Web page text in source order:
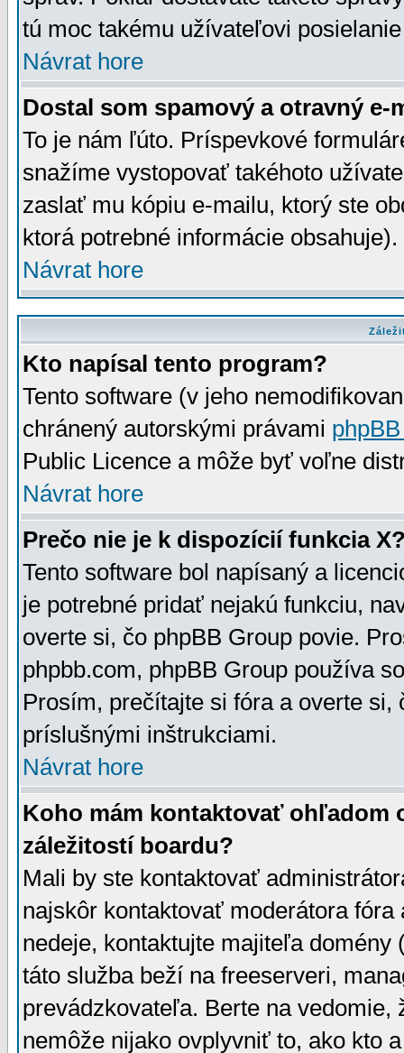
tú moc takému užívateľovi
Návrat hore
Dostal som spamový a otravný e-
To je nám ľúto. Príspevkové
snažíme vystopovať takéhoto
zaslať mu kópiu e-mailu, ktorý ste
ktorá potrebné informácie
Návrat hore
Kto napísal tento program?
Tento software (v jeho
chránený autorskými právami
Public Licence a môže byť voľne
Návrat hore
Prečo nie je k dispozícií funkcia
Tento software bol napísaný a
je potrebné pridať nejakú funkciu,
overte si, čo phpBB Group povie.
phpbb.com, phpBB Group používa
Prosím, prečítajte si fóra a overte
príslušnými inštrukciami.
Návrat hore
Koho mám kontaktovať ohľadom
záležitostí boardu?
Mali by ste kontaktovať
najskôr kontaktovať moderátora
nedeje, kontaktujte majiteľa
táto služba beží na freeserveri,
prevádzkovateľa. Berte na
nemôže nijako ovplyvniť to, ako kto